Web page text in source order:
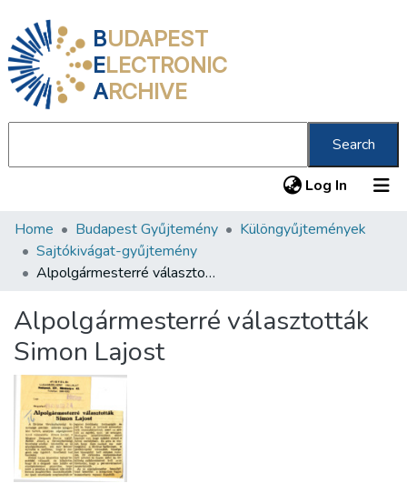
BUDAPEST
ELECTRONIC
ARCHIVE
Search
Log In (current)
Communities & Collections
All of DSpace
About us
Home Budapest Gyűjtemény
Különgyűjtemények
Sajtókivágat-gyűjtemény
Alpolgármesterré választották Simon Lajost
Alpolgármesterré választották
Simon Lajost